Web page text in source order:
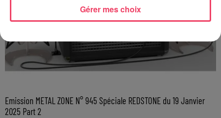
Emission METAL ZONE N° 945 Spéciale REDSTONE du 19 Janvier
2025 Part 2
Gérer mes choix